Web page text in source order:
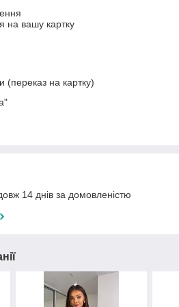
на вашу картку
(переказ на картку)
14 днів за домовленістю